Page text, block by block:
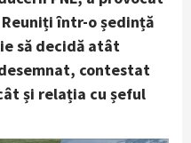
într-o ședință
să decidă atât
contestat
și relația cu șeful